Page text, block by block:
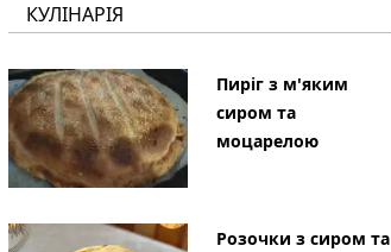
КУЛІНАРІЯ
Пиріг з м'яким
сиром та
моцарелою
Розочки з сиром та